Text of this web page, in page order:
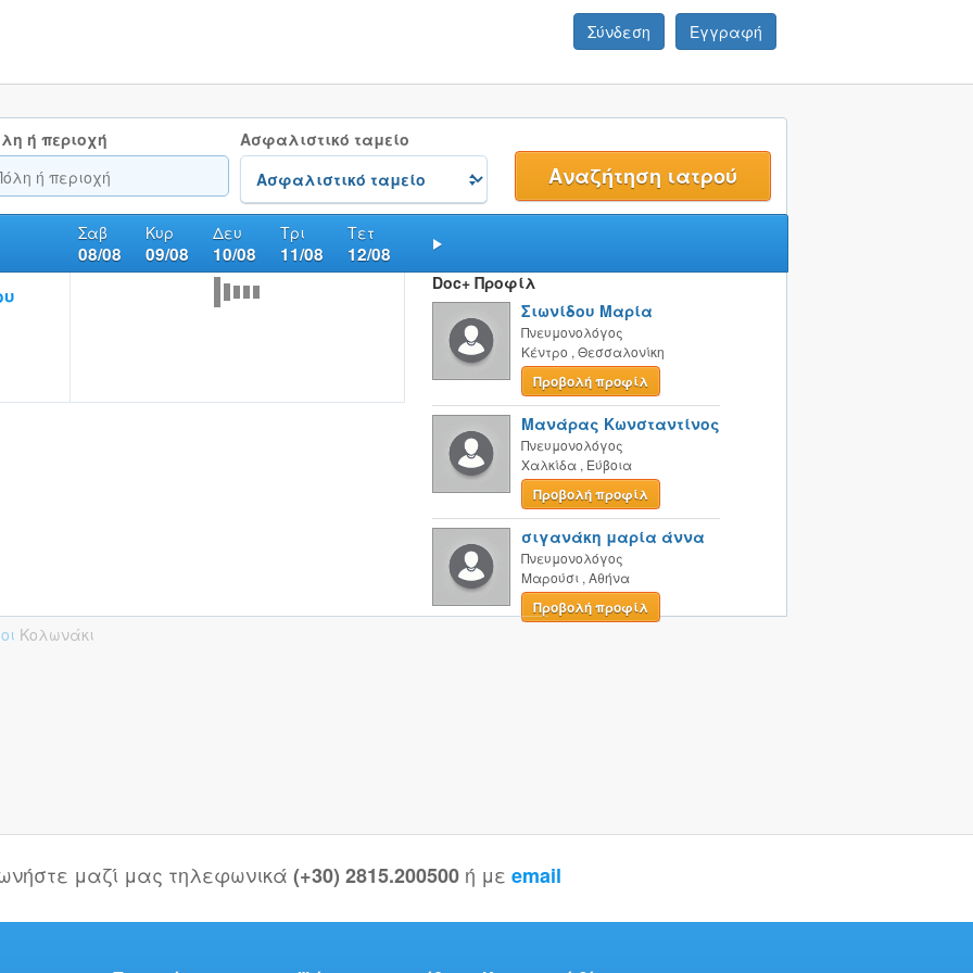
Σύνδεση Εγγραφή
ή περιοχή Ασφαλιστικό ταμείο
Σαβ
08/08
Κυρ
09/08
Δευ
10/08
Τρι
11/08
Τετ
12/08
Doc+ Προφίλ
Σιωνίδου Μαρία
Πνευμονολόγος
Κέντρο , Θεσσαλονίκη
Προβολή προφίλ
Μανάρας Κωνσταντίνος
Πνευμονολόγος
Χαλκίδα , Εύβοια
Προβολή προφίλ
σιγανάκη μαρία άννα
Πνευμονολόγος
Μαρούσι , Αθήνα
Προβολή προφίλ
Κολωνάκι
μαζί μας τηλεφωνικά (+30) 2815.200500 ή με email